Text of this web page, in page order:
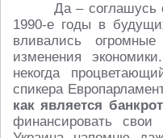
Да – соглашусь
1990-е годы в
вливались
изменения
некогда
спикера
как является
финансировать